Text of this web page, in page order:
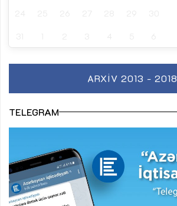
ARXIV 2013 - 2018
TELEGRAM